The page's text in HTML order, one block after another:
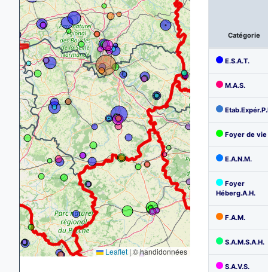
Leaflet | © handidonnées
Catégorie
E.S.A.T.
M.A.S.
Foyer de vie
E.A.N.M.
Foyer
Héberg.A.H.
F.A.M.
S.A.M.S.A.H.
S.A.V.S.